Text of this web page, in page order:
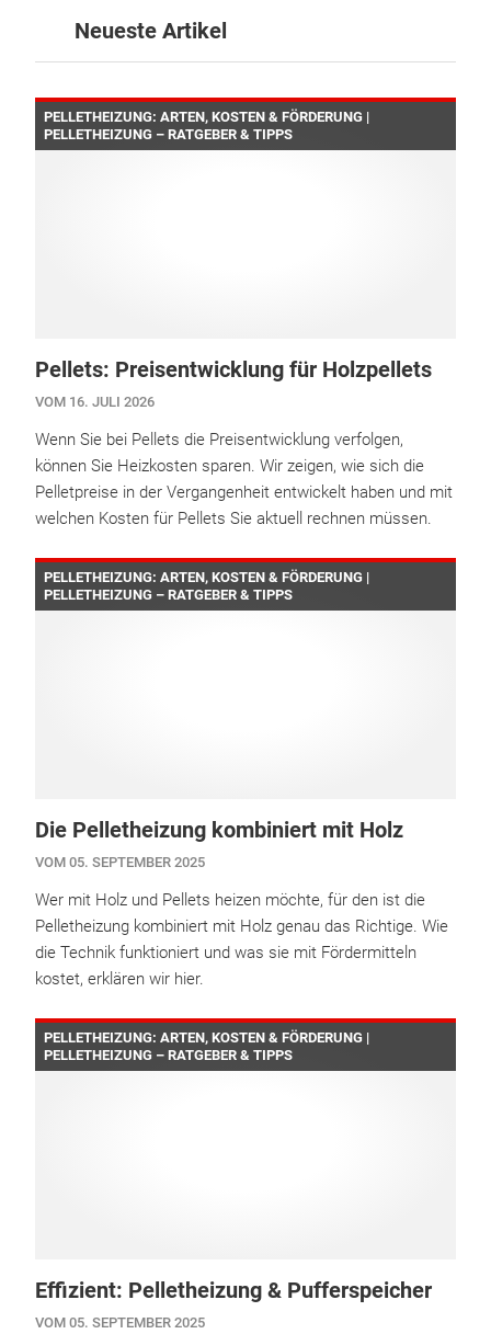
Neueste Artikel
PELLETHEIZUNG: ARTEN, KOSTEN & FÖRDERUNG |
PELLETHEIZUNG – RATGEBER & TIPPS
Pellets: Preisentwicklung für Holzpellets
VOM 16. JULI 2026
Wenn Sie bei Pellets die Preisentwicklung verfolgen,
können Sie Heizkosten sparen. Wir zeigen, wie sich die
Pelletpreise in der Vergangenheit entwickelt haben und mit
welchen Kosten für Pellets Sie aktuell rechnen müssen.
PELLETHEIZUNG: ARTEN, KOSTEN & FÖRDERUNG |
PELLETHEIZUNG – RATGEBER & TIPPS
Die Pelletheizung kombiniert mit Holz
VOM 05. SEPTEMBER 2025
Wer mit Holz und Pellets heizen möchte, für den ist die
Pelletheizung kombiniert mit Holz genau das Richtige. Wie
die Technik funktioniert und was sie mit Fördermitteln
kostet, erklären wir hier.
PELLETHEIZUNG: ARTEN, KOSTEN & FÖRDERUNG |
PELLETHEIZUNG – RATGEBER & TIPPS
Effizient: Pelletheizung & Pufferspeicher
VOM 05. SEPTEMBER 2025